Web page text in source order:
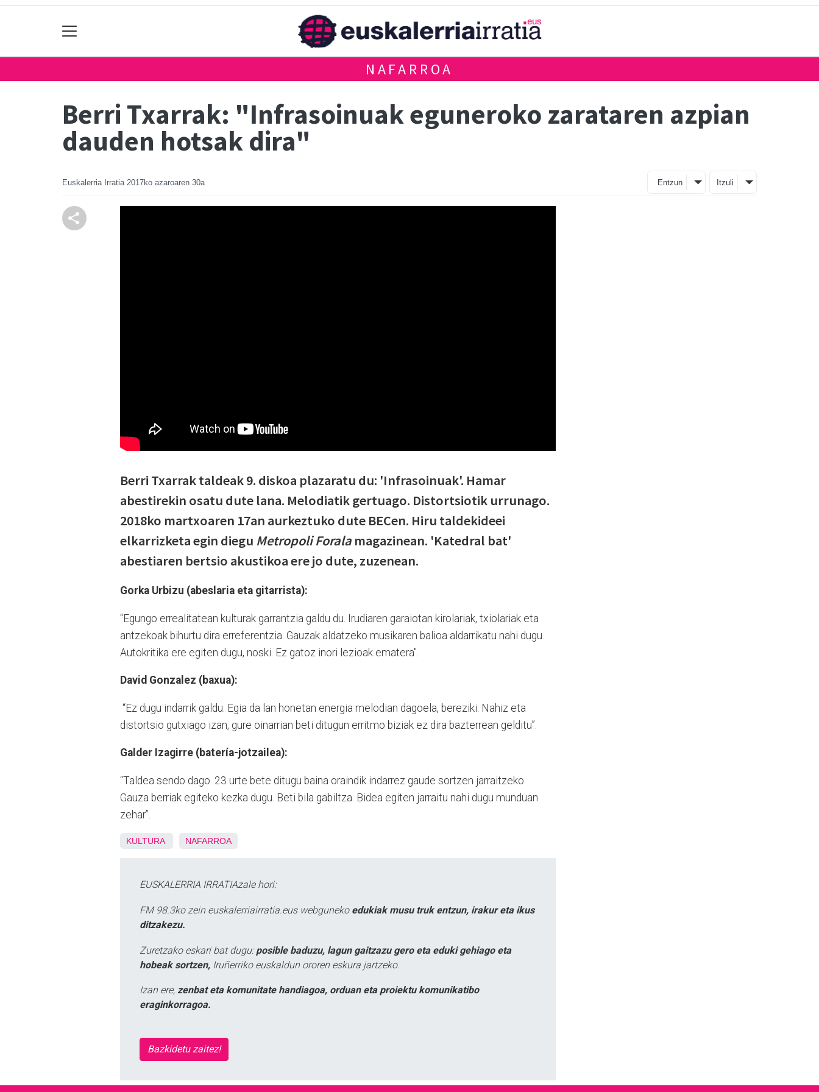
NAFARROA
Berri Txarrak: "Infrasoinuak eguneroko zarataren azpian
dauden hotsak dira"
Euskalerria Irratia 2017ko azaroaren 30a Entzun Itzuli
Berri Txarrak taldeak 9. diskoa plazaratu du: 'Infrasoinuak'. Hamar
abestirekin osatu dute lana. Melodiatik gertuago. Distortsiotik urrunago.
2018ko martxoaren 17an aurkeztuko dute BECen. Hiru taldekideei
elkarrizketa egin diegu Metropoli Forala magazinean. 'Katedral bat'
abestiaren bertsio akustikoa ere jo dute, zuzenean.
Gorka Urbizu (abeslaria eta gitarrista):
"Egungo errealitatean kulturak garrantzia galdu du. Irudiaren garaiotan kirolariak, txiolariak eta
antzekoak bihurtu dira erreferentzia. Gauzak aldatzeko musikaren balioa aldarrikatu nahi dugu.
Autokritika ere egiten dugu, noski. Ez gatoz inori lezioak ematera".
David Gonzalez (baxua):
“Ez dugu indarrik galdu. Egia da lan honetan energia melodian dagoela, bereziki. Nahiz eta
distortsio gutxiago izan, gure oinarrian beti ditugun erritmo biziak ez dira bazterrean gelditu”.
Galder Izagirre (batería-jotzailea):
“Taldea sendo dago. 23 urte bete ditugu baina oraindik indarrez gaude sortzen jarraitzeko.
Gauza berriak egiteko kezka dugu. Beti bila gabiltza. Bidea egiten jarraitu nahi dugu munduan
zehar”.
KULTURA NAFARROA
EUSKALERRIA IRRATIAzale hori:
FM 98.3ko zein euskalerriairratia.eus webguneko edukiak musu truk entzun, irakur eta ikus
ditzakezu.
Zuretzako eskari bat dugu: posible baduzu, lagun gaitzazu gero eta eduki gehiago eta
hobeak sortzen, Iruñerriko euskaldun ororen eskura jartzeko.
Izan ere, zenbat eta komunitate handiagoa, orduan eta proiektu komunikatibo
eraginkorragoa.
Bazkidetu zaitez!